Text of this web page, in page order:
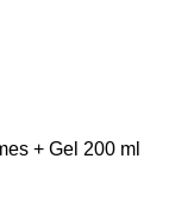
+ Gel 200 ml